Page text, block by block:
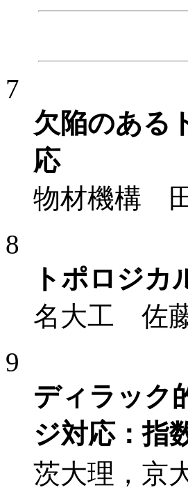
7
欠陥のある
応
物材機構
8
トポロジ
名大工 佐
9
ディラック
ジ対応：指
茨大理，京